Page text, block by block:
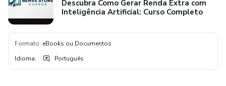
Descubra Como Gerar Renda Extra com
Inteligência Artificial: Curso Completo
Formato: eBooks ou Documentos
Idioma: Português